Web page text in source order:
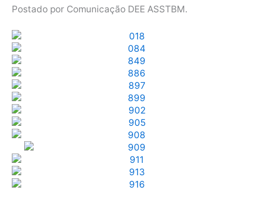
Postado por Comunicação DEE ASSTBM.